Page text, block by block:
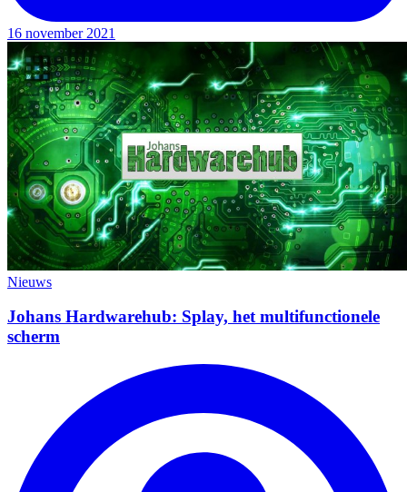
16 november 2021
Nieuws
Johans Hardwarehub: Splay, het multifunctionele
scherm